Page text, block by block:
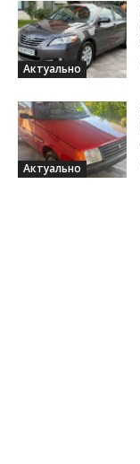
Актуально
Актуально